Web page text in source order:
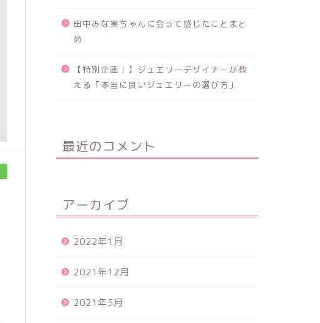
田中みな実ちゃんに会って感じたことまと
め
【特別企画！】ジュエリーデザイナーが教
える「本当に良いジュエリーの選び方」
最近のコメント
アーカイブ
2022年1月
2021年12月
2021年5月